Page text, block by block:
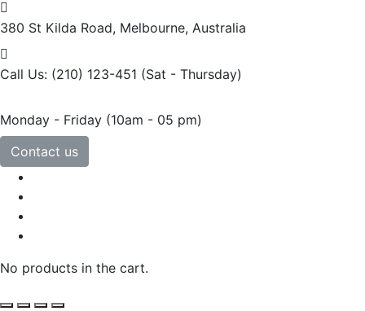
380 St Kilda Road, Melbourne, Australia
Call Us: (210) 123-451 (Sat - Thursday)
Monday - Friday (10am - 05 pm)
Contact us
No products in the cart.